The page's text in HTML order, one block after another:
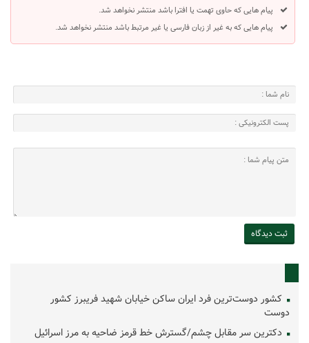
پیام هایی که حاوی تهمت یا افترا باشد منتشر نخواهد شد.
پیام هایی که به غیر از زبان فارسی یا غیر مرتبط باشد منتشر نخواهد شد.
کشور دوست‌ترین فرد ایران ساکن خیابان شهید فریبرز کشور
دوست
دکترین سر مقابل چشم/گسترش خط قرمز ضاحیه به مرز اسرائیل